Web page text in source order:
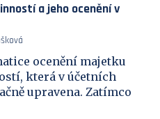
a jeho ocenění v
ocenění majetku
která v účetních
upravena. Zatímco